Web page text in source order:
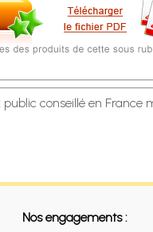
conseillé en France
Nos engagements :